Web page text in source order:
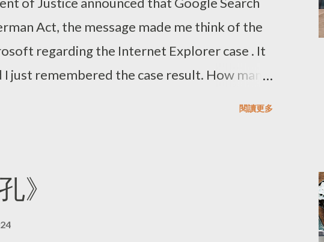
Act, the message made me think of the
regarding the Internet Explorer case . It
I just remembered the case result. How many
age is a complex task. The authorities are
antitrust tools are no longer sufficient.
閱讀更多
》